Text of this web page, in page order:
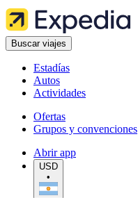
Buscar viajes
Estadías
Autos
Actividades
Ofertas
Grupos y convenciones
Abrir app
USD
•